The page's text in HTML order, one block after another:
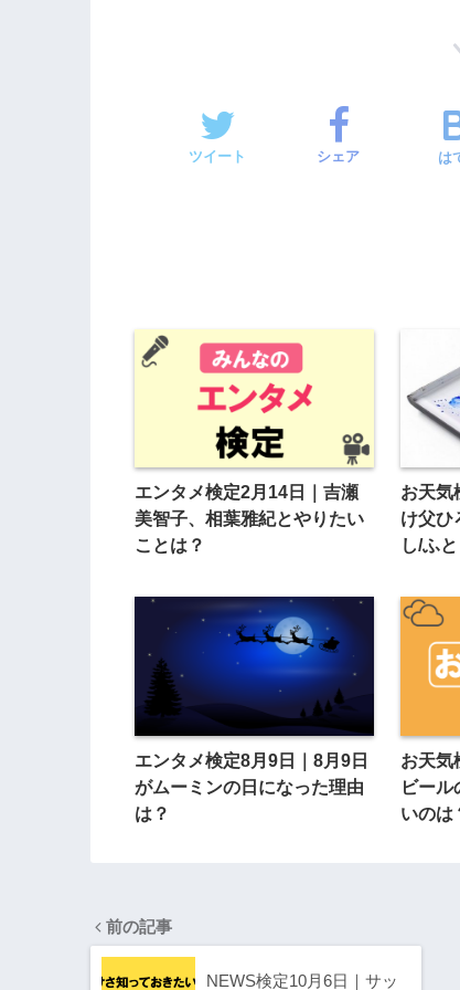
ツイート シェア は
エンタメ検定2月14日｜吉瀬
美智子、相葉雅紀とやりたい
ことは？
お天気
け父ひ
し/ふ
エンタメ検定8月9日｜8月9日
がムーミンの日になった理由
は？
お天気
ビー
いのは
前の記事
NEWS検定10月6日｜サッ